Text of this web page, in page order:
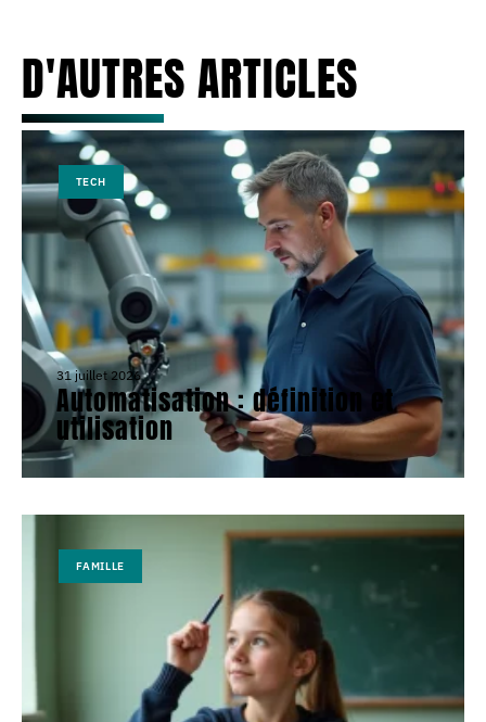
D'AUTRES ARTICLES
TECH
31 juillet 2026
Automatisation : définition et
utilisation
FAMILLE